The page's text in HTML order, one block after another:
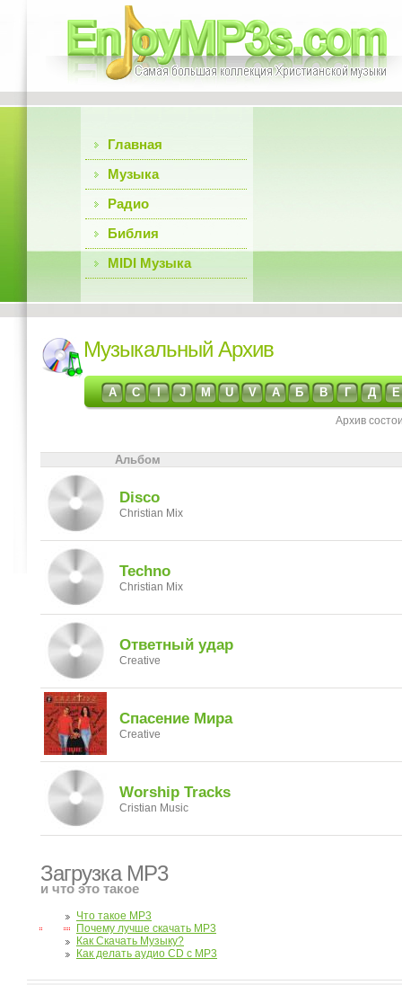
Главная
Музыка
Радио
Библия
MIDI Музыка
Музыкальный Архив
A C I J M U V А Б В Г Д Е
Архив
Альбом
Disco
Christian Mix
Techno
Christian Mix
Ответный удар
Creative
Спасение Мира
Creative
Worship Tracks
Cristian Music
Загрузка MP3
и что это такое
Что такое MP3
Почему лучше скачать MP3
Как Скачать Музыку?
Как делать аудио CD с MP3